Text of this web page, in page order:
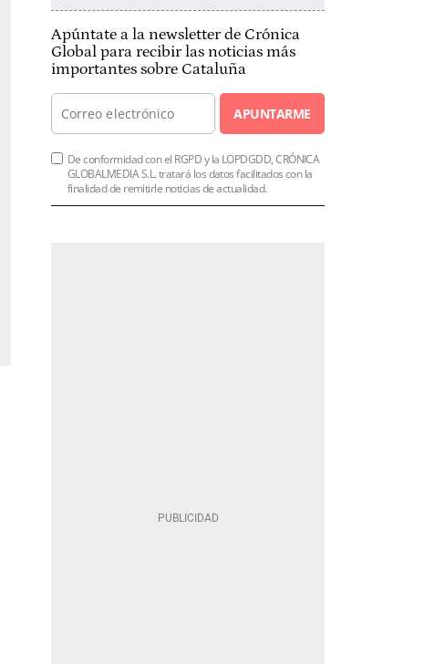
Apúntate a la newsletter de Crónica
Global para recibir las noticias más
importantes sobre Cataluña
APUNTARME
De conformidad con el RGPD y la LOPDGDD, CRÓNICA
GLOBALMEDIA S.L. tratará los datos facilitados con la
finalidad de remitirle noticias de actualidad.